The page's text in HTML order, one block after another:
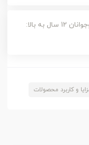
بهترین اسباب بازی‌ها برای نوجوانان 12 سال به بالا:
و کاربرد محصولات